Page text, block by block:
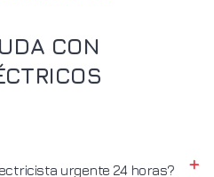
CON
urgente 24 horas?